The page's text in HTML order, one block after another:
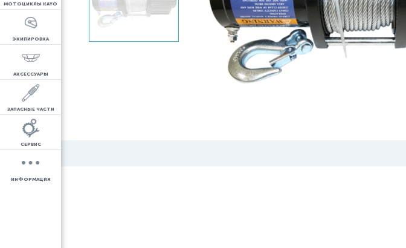
МОТОЦИКЛЫ KAYO
ЭКИПИРОВКА
АКСЕССУАРЫ
ЗАПАСНЫЕ ЧАСТИ
СЕРВИС
ИНФОРМАЦИЯ